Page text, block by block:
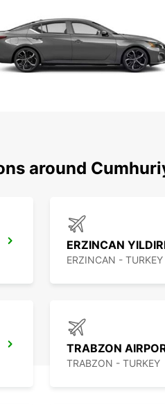
around
ERZINCAN - TURKEY
TRABZON
TRABZON - TURKEY